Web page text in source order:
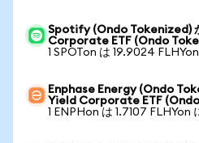
Spotify (Ondo Tokenized)
Corporate ETF (Ondo
1 SPOTon は 19.9024
Enphase Energy (Ondo
Yield Corporate ETF
1 ENPHon は 1.7107 FLHYon